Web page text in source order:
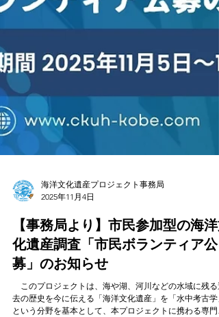
海洋文化遺産プロジェクト事務局
2025年11月4日
【事務局より】市民参加型の海洋